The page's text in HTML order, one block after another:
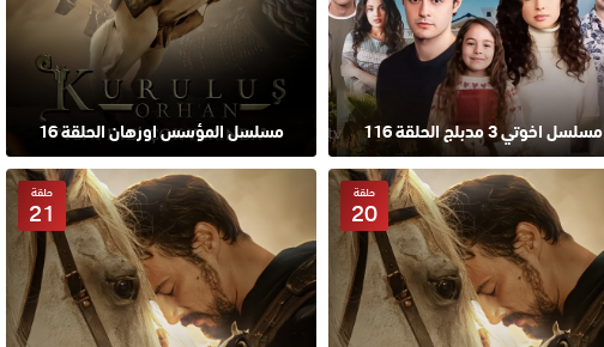
مسلسل اخوتي 3 مدبلج الحلقة 116 مسلسل المؤسس اورهان الحلقة 16
حلقة
20
حلقة
21